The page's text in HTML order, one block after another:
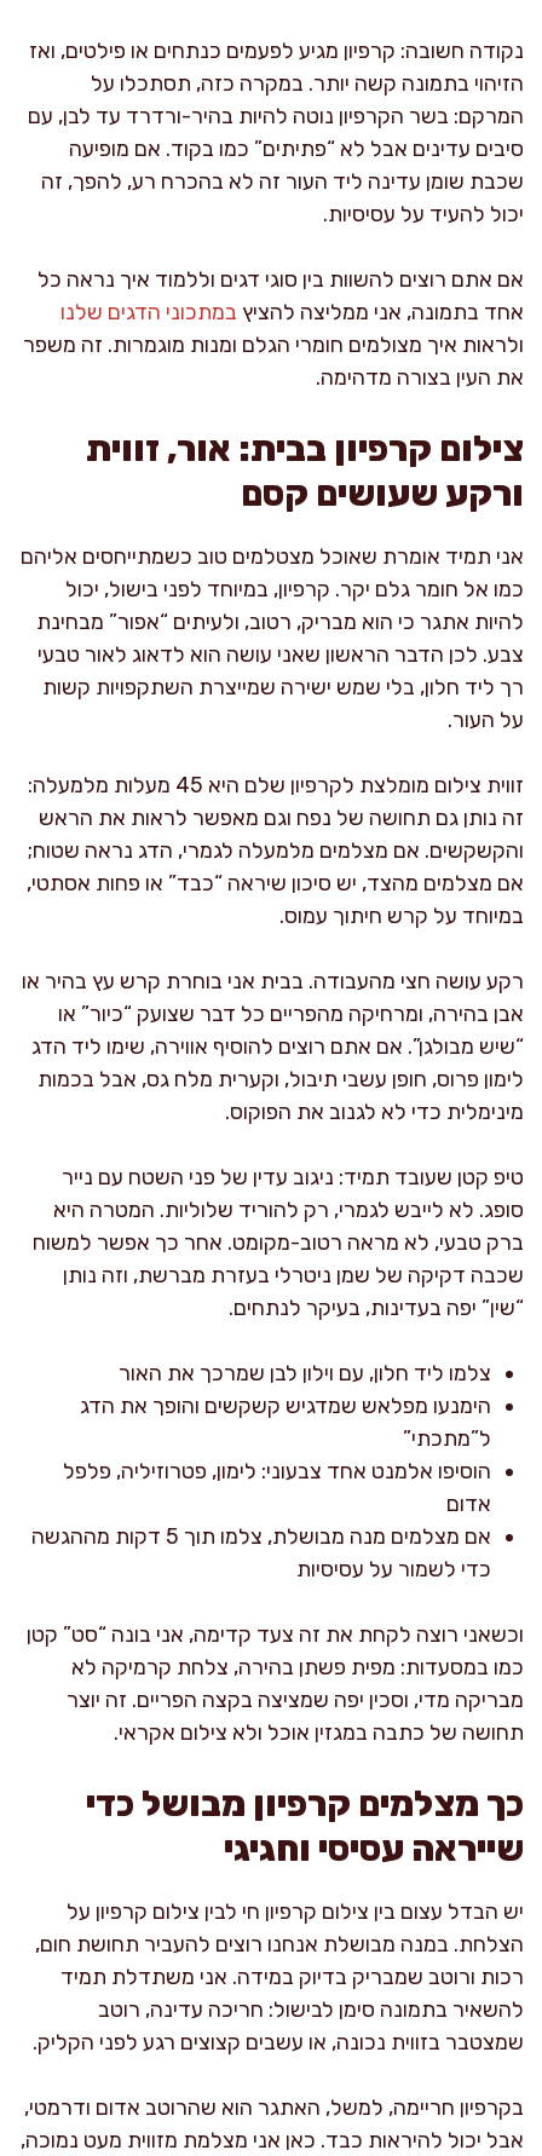
נקודה חשובה: קרפיון מגיע לפעמים כנתחים או פילטים, ואז
הזיהוי בתמונה קשה יותר. במקרה כזה, תסתכלו על
המרקם: בשר הקרפיון נוטה להיות בהיר-ורדרד עד לבן, עם
סיבים עדינים אבל לא “פתיתים” כמו בקוד. אם מופיעה
שכבת שומן עדינה ליד העור זה לא בהכרח רע, להפך, זה
יכול להעיד על עסיסיות.
אם אתם רוצים להשוות בין סוגי דגים וללמוד איך נראה כל
אחד בתמונה, אני ממליצה להציץ במתכוני הדגים שלנו
ולראות איך מצולמים חומרי הגלם ומנות מוגמרות. זה משפר
את העין בצורה מדהימה.
צילום קרפיון בבית: אור, זווית
ורקע שעושים קסם
אני תמיד אומרת שאוכל מצטלמים טוב כשמתייחסים אליהם
כמו אל חומר גלם יקר. קרפיון, במיוחד לפני בישול, יכול
להיות אתגר כי הוא מבריק, רטוב, ולעיתים “אפור” מבחינת
צבע. לכן הדבר הראשון שאני עושה הוא לדאוג לאור טבעי
רך ליד חלון, בלי שמש ישירה שמייצרת השתקפויות קשות
על העור.
זווית צילום מומלצת לקרפיון שלם היא 45 מעלות מלמעלה:
זה נותן גם תחושה של נפח וגם מאפשר לראות את הראש
והקשקשים. אם מצלמים מלמעלה לגמרי, הדג נראה שטוח;
אם מצלמים מהצד, יש סיכון שיראה “כבד” או פחות אסתטי,
במיוחד על קרש חיתוך עמוס.
רקע עושה חצי מהעבודה. בבית אני בוחרת קרש עץ בהיר או
אבן בהירה, ומרחיקה מהפריים כל דבר שצועק “כיור” או
“שיש מבולגן”. אם אתם רוצים להוסיף אווירה, שימו ליד הדג
לימון פרוס, חופן עשבי תיבול, וקערית מלח גס, אבל בכמות
מינימלית כדי לא לגנוב את הפוקוס.
טיפ קטן שעובד תמיד: ניגוב עדין של פני השטח עם נייר
סופג. לא לייבש לגמרי, רק להוריד שלוליות. המטרה היא
ברק טבעי, לא מראה רטוב-מקומט. אחר כך אפשר למשוח
שכבה דקיקה של שמן ניטרלי בעזרת מברשת, וזה נותן
“שין” יפה בעדינות, בעיקר לנתחים.
צלמו ליד חלון, עם וילון לבן שמרכך את האור
הימנעו מפלאש שמדגיש קשקשים והופך את הדג
ל”מתכתי”
הוסיפו אלמנט אחד צבעוני: לימון, פטרוזיליה, פלפל
אדום
אם מצלמים מנה מבושלת, צלמו תוך 5 דקות מההגשה
כדי לשמור על עסיסיות
וכשאני רוצה לקחת את זה צעד קדימה, אני בונה “סט” קטן
כמו במסעדות: מפית פשתן בהירה, צלחת קרמיקה לא
מבריקה מדי, וסכין יפה שמציצה בקצה הפריים. זה יוצר
תחושה של כתבה במגזין אוכל ולא צילום אקראי.
כך מצלמים קרפיון מבושל כדי
שייראה עסיסי וחגיגי
יש הבדל עצום בין צילום קרפיון חי לבין צילום קרפיון על
הצלחת. במנה מבושלת אנחנו רוצים להעביר תחושת חום,
רכות ורוטב שמבריק בדיוק במידה. אני משתדלת תמיד
להשאיר בתמונה סימן לבישול: חריכה עדינה, רוטב
שמצטבר בזווית נכונה, או עשבים קצוצים רגע לפני הקליק.
בקרפיון חריימה, למשל, האתגר הוא שהרוטב אדום ודרמטי,
אבל יכול להיראות כבד. כאן אני מצלמת מזווית מעט נמוכה,